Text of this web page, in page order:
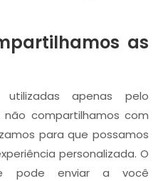
as
apenas pelo
não compartilhamos com
para que possamos
personalizada. O
pode enviar a você